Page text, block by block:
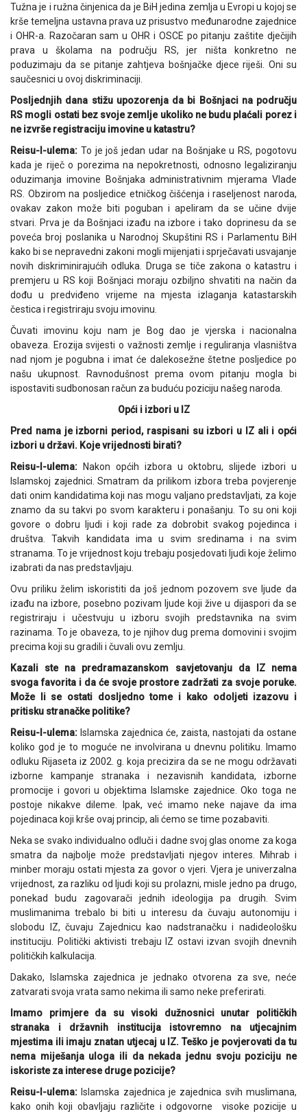
Tužna je i ružna činjenica da je BiH jedina zemlja u Evropi u kojoj se
krše temeljna ustavna prava uz prisustvo međunarodne zajednice
i OHR-a. Razočaran sam u OHR i OSCE po pitanju zaštite dječijih
prava u školama na području RS, jer ništa konkretno ne
poduzimaju da se pitanje zahtjeva bošnjačke djece riješi. Oni su
saučesnici u ovoj diskriminaciji.
Posljednjih dana stižu upozorenja da bi Bošnjaci na području
RS mogli ostati bez svoje zemlje ukoliko ne budu plaćali porez i
ne izvrše registraciju imovine u katastru?
Reisu-l-ulema: To je još jedan udar na Bošnjake u RS, pogotovu
kada je riječ o porezima na nepokretnosti, odnosno legaliziranju
oduzimanja imovine Bošnjaka administrativnim mjerama Vlade
RS. Obzirom na posljedice etničkog čišćenja i raseljenost naroda,
ovakav zakon može biti poguban i apeliram da se učine dvije
stvari. Prva je da Bošnjaci izađu na izbore i tako doprinesu da se
poveća broj poslanika u Narodnoj Skupštini RS i Parlamentu BiH
kako bi se nepravedni zakoni mogli mijenjati i sprječavati usvajanje
novih diskriminirajućih odluka. Druga se tiče zakona o katastru i
premjeru u RS koji Bošnjaci moraju ozbiljno shvatiti na način da
dođu u predviđeno vrijeme na mjesta izlaganja katastarskih
čestica i registriraju svoju imovinu.
Čuvati imovinu koju nam je Bog dao je vjerska i nacionalna
obaveza. Erozija svijesti o važnosti zemlje i reguliranja vlasništva
nad njom je pogubna i imat će dalekosežne štetne posljedice po
našu ukupnost. Ravnodušnost prema ovom pitanju mogla bi
ispostaviti sudbonosan račun za buduću poziciju našeg naroda.
Opći i izbori u IZ
Pred nama je izborni period, raspisani su izbori u IZ ali i opći
izbori u državi. Koje vrijednosti birati?
Reisu-l-ulema:
Nakon općih izbora u oktobru, slijede izbori u
Islamskoj zajednici. Smatram da prilikom izbora treba povjerenje
dati onim kandidatima koji nas mogu valjano predstavljati, za koje
znamo da su takvi po svom karakteru i ponašanju. To su oni koji
govore o dobru ljudi i koji rade za dobrobit svakog pojedinca i
društva. Takvih kandidata ima u svim sredinama i na svim
stranama. To je vrijednost koju trebaju posjedovati ljudi koje želimo
izabrati da nas predstavljaju.
Ovu priliku želim iskoristiti da još jednom pozovem sve ljude da
izađu na izbore, posebno pozivam ljude koji žive u dijaspori da se
registriraju i učestvuju u izboru svojih predstavnika na svim
razinama. To je obaveza, to je njihov dug prema domovini i svojim
precima koji su gradili i čuvali ovu zemlju.
Kazali ste na predramazanskom savjetovanju da IZ nema
svoga favorita i da će svoje prostore zadržati za svoje poruke.
Može li se ostati dosljedno tome i kako odoljeti izazovu i
pritisku stranačke politike?
Reisu-l-ulema: Islamska zajednica će, zaista, nastojati da ostane
koliko god je to moguće ne involvirana u dnevnu politiku. Imamo
odluku Rijaseta iz 2002. g. koja precizira da se ne mogu održavati
izborne kampanje stranaka i nezavisnih kandidata, izborne
promocije i govori u objektima Islamske zajednice. Oko toga ne
postoje nikakve dileme. Ipak, već imamo neke najave da ima
pojedinaca koji krše ovaj princip, ali ćemo se time pozabaviti.
Neka se svako individualno odluči i dadne svoj glas onome za koga
smatra da najbolje može predstavljati njegov interes. Mihrab i
minber moraju ostati mjesta za govor o vjeri. Vjera je univerzalna
vrijednost, za razliku od ljudi koji su prolazni, misle jedno pa drugo,
ponekad budu zagovarači jednih ideologija pa drugih. Svim
muslimanima trebalo bi biti u interesu da čuvaju autonomiju i
slobodu IZ, čuvaju Zajednicu kao nadstranačku i nadideološku
instituciju. Politički aktivisti trebaju IZ ostavi izvan svojih dnevnih
političkih kalkulacija.
Dakako, Islamska zajednica je jednako otvorena za sve, neće
zatvarati svoja vrata samo nekima ili samo neke preferirati.
Imamo primjere da su visoki dužnosnici unutar političkih
stranaka i državnih institucija istovremno na utjecajnim
mjestima ili imaju znatan utjecaj u IZ. Teško je povjerovati da tu
nema miješanja uloga ili da nekada jednu svoju poziciju ne
iskoriste za interese druge pozicije?
Reisu-l-ulema: Islamska zajednica je zajednica svih muslimana,
kako onih koji obavljaju različite i odgovorne visoke pozicije u